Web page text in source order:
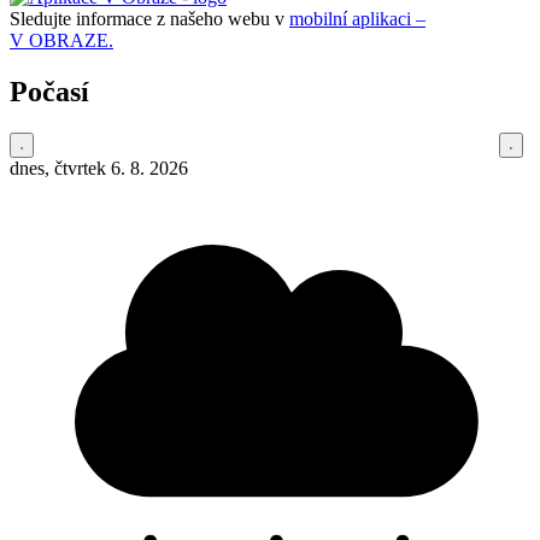
Sledujte informace z našeho webu v mobilní aplikaci –
V OBRAZE.
Počasí
dnes, čtvrtek 6. 8. 2026